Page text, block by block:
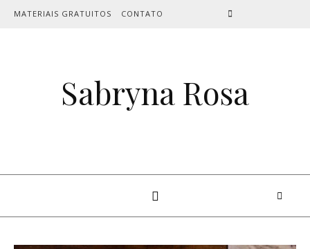
Skip to content
MATERIAIS GRATUITOS CONTATO
Sabryna Rosa